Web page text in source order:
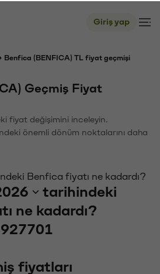
Giriş yap
Benfica (BENFICA) TL fiyat geçmişi
Geçmiş Fiyat
fiyat değişimini inceleyin.
önemli dönüm noktalarını daha
Benfica fiyatı ne kadardı?
tarihindeki
ne kadardı?
fiyatları